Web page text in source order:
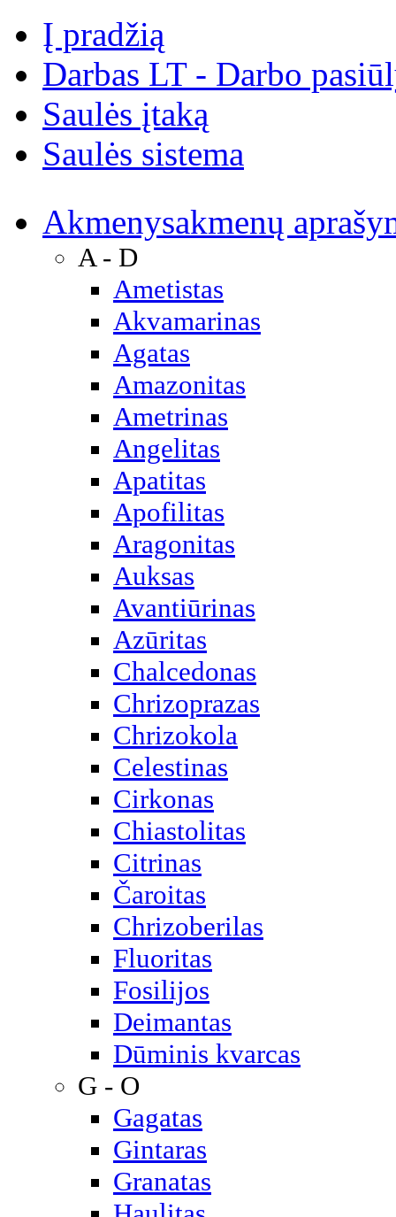
Į pradžią
Darbas LT - Darbo
Saulės įtaką
Saulės sistema
Akmenysakmenų
A - D
Ametistas
Akvamarinas
Agatas
Amazonitas
Ametrinas
Angelitas
Apatitas
Apofilitas
Aragonitas
Auksas
Avantiūrinas
Azūritas
Chalcedonas
Chrizoprazas
Chrizokola
Celestinas
Cirkonas
Chiastolitas
Citrinas
Čaroitas
Chrizoberilas
Fluoritas
Fosilijos
Deimantas
Dūminis kvarcas
G - O
Gagatas
Gintaras
Granatas